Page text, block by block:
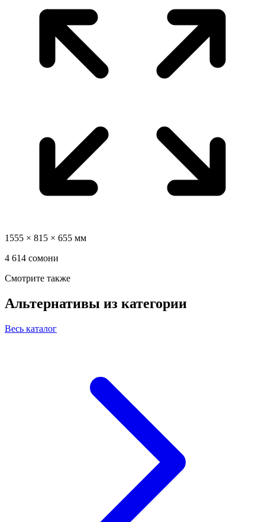
1555 × 815 × 655 мм
4 614 сомони
Смотрите также
Альтернативы из категории
Весь каталог